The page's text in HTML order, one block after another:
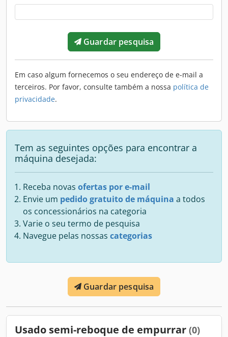
Guardar pesquisa
Em caso algum fornecemos o seu endereço de e-mail a
terceiros. Por favor, consulte também a nossa política de
privacidade.
Tem as seguintes opções para encontrar a
máquina desejada:
Receba novas ofertas por e-mail
Envie um pedido gratuito de máquina a todos
os concessionários na categoria
Varie o seu termo de pesquisa
Navegue pelas nossas categorias
Guardar pesquisa
Usado semi-reboque de empurrar (0)